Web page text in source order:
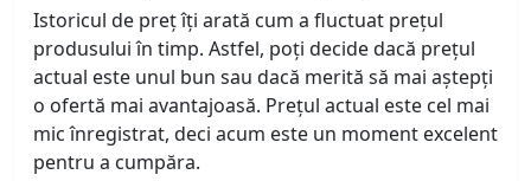
Istoricul de preț îți arată cum a fluctuat prețul
produsului în timp. Astfel, poți decide dacă prețul
actual este unul bun sau dacă merită să mai aștepți
o ofertă mai avantajoasă. Prețul actual este cel mai
mic înregistrat, deci acum este un moment excelent
pentru a cumpăra.